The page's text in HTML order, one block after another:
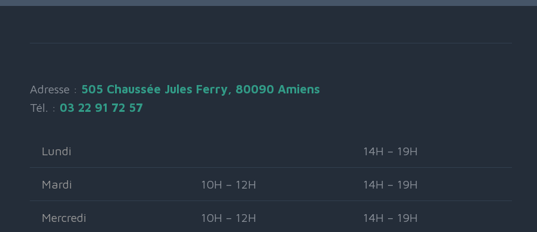
Adresse : 505 Chaussée Jules Ferry, 80090 Amiens
Tél. : 03 22 91 72 57
Lundi 14H – 19H
Mardi 10H – 12H 14H – 19H
Mercredi 10H – 12H 14H – 19H